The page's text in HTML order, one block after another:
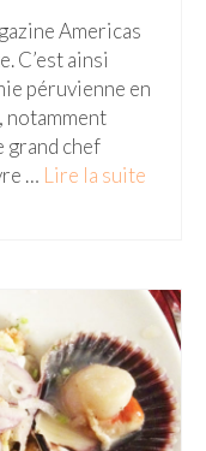
Americas
C’est ainsi
péruvienne en
notamment
grand chef
… Lire la suite­­